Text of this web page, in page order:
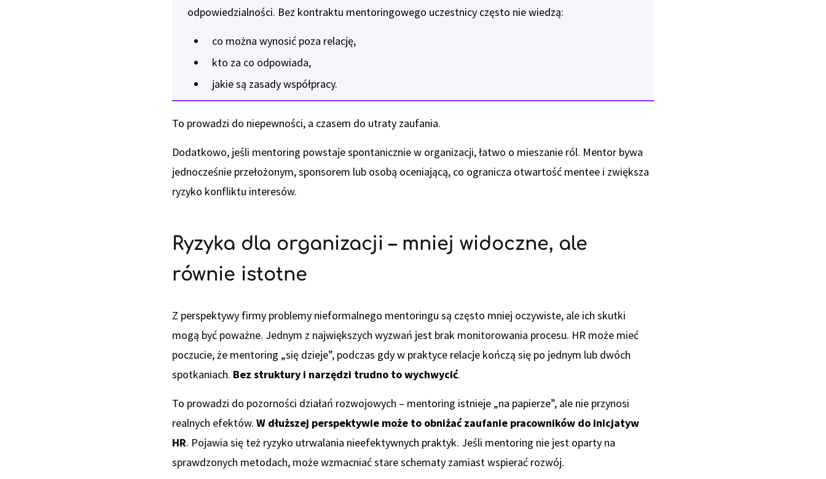
odpowiedzialności. Bez kontraktu mentoringowego uczestnicy często nie wiedzą:
co można wynosić poza relację,
kto za co odpowiada,
jakie są zasady współpracy.
To prowadzi do niepewności, a czasem do utraty zaufania.
Dodatkowo, jeśli mentoring powstaje spontanicznie w organizacji, łatwo o mieszanie ról. Mentor bywa
jednocześnie przełożonym, sponsorem lub osobą oceniającą, co ogranicza otwartość mentee i zwiększa
ryzyko konfliktu interesów.
Ryzyka dla organizacji – mniej widoczne, ale
równie istotne
Z perspektywy firmy problemy nieformalnego mentoringu są często mniej oczywiste, ale ich skutki
mogą być poważne. Jednym z największych wyzwań jest brak monitorowania procesu. HR może mieć
poczucie, że mentoring „się dzieje”, podczas gdy w praktyce relacje kończą się po jednym lub dwóch
spotkaniach. Bez struktury i narzędzi trudno to wychwycić.
To prowadzi do pozorności działań rozwojowych – mentoring istnieje „na papierze”, ale nie przynosi
realnych efektów. W dłuższej perspektywie może to obniżać zaufanie pracowników do inicjatyw
HR. Pojawia się też ryzyko utrwalania nieefektywnych praktyk. Jeśli mentoring nie jest oparty na
sprawdzonych metodach, może wzmacniać stare schematy zamiast wspierać rozwój.